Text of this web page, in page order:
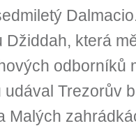
Džiddah, která
odborníků
Trezorův
Malých